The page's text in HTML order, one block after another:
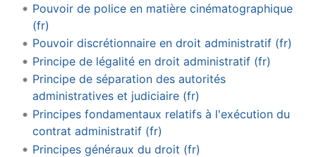
Pouvoir de police en matière cinématographique
(fr)
Pouvoir discrétionnaire en droit administratif (fr)
Principe de légalité en droit administratif (fr)
Principe de séparation des autorités
administratives et judiciaire (fr)
Principes fondamentaux relatifs à l'exécution du
contrat administratif (fr)
Principes généraux du droit (fr)